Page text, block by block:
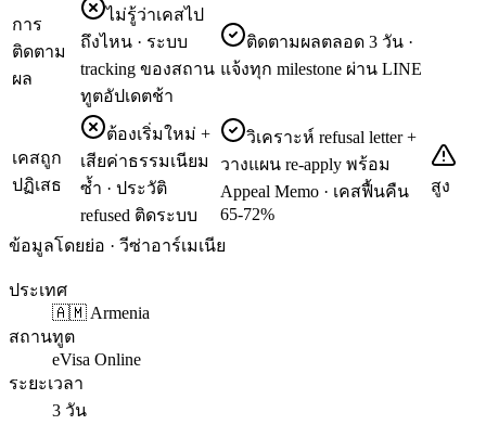
การ
ติดตาม
ผล
ไม่รู้ว่าเคสไป
ถึงไหน · ระบบ
tracking ของสถาน
ทูตอัปเดตช้า
ติดตามผลตลอด 3 วัน ·
แจ้งทุก milestone ผ่าน LINE
เคสถูก
ปฏิเสธ
ต้องเริ่มใหม่ +
เสียค่าธรรมเนียม
ซ้ำ · ประวัติ
refused ติดระบบ
วิเคราะห์ refusal letter +
วางแผน re-apply พร้อม
Appeal Memo · เคสฟื้นคืน
65-72%
สูง
ข้อมูลโดยย่อ · วีซ่าอาร์เมเนีย
ประเทศ
🇦🇲 Armenia
สถานทูต
eVisa Online
ระยะเวลา
3 วัน